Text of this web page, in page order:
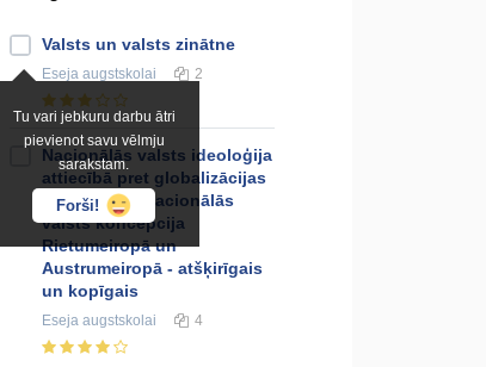
Tu vari jebkuru darbu ātri
pievienot savu vēlmju
sarakstam.
Forši!
Valsts un valsts zinātne
Eseja augstskolai 2
Nacionālās valsts ideoloģija
attiecībā pret globalizācijas
izpausmēm. Nacionālās
valsts koncepcija
Rietumeiropā un
Austrumeiropā - atšķirīgais
un kopīgais
Eseja augstskolai 4